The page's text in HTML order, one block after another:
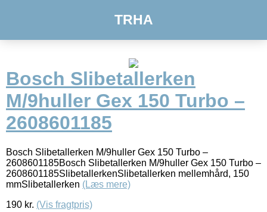
TRHA
Bosch Slibetallerken
M/9huller Gex 150 Turbo –
2608601185
Bosch Slibetallerken M/9huller Gex 150 Turbo –
2608601185Bosch Slibetallerken M/9huller Gex 150 Turbo –
2608601185SlibetallerkenSlibetallerken mellemhård, 150
mmSlibetallerken (Læs mere)
190 kr. (Vis fragtpris)